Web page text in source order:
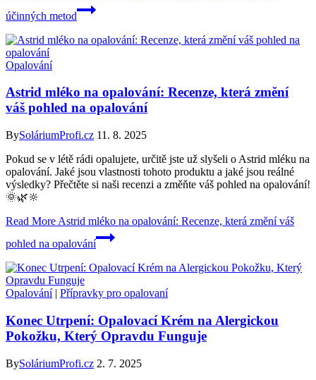
účinných metod
Opalování
Astrid mléko na opalování: Recenze, která změní
váš pohled na opalování
BySoláriumProfi.cz 11. 8. 2025
Pokud se v létě rádi opalujete, určitě jste už slyšeli o Astrid mléku na
opalování. Jaké jsou vlastnosti tohoto produktu a jaké jsou reálné
výsledky? Přečtěte si naši recenzi a změňte váš pohled na opalování!
🌞🌿🔆
Read More Astrid mléko na opalování: Recenze, která změní váš
pohled na opalování
Opalování| Přípravky pro opalovaní
Konec Utrpení: Opalovací Krém na Alergickou
Pokožku, Který Opravdu Funguje
BySoláriumProfi.cz 2. 7. 2025